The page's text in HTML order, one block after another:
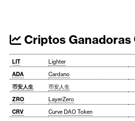
Criptos Ganadoras
LIT Lighter
ADA
Cardano
币安人生
币安人生
ZRO
LayerZero
CRV
Curve DAO Token